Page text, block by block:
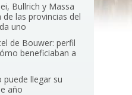
Bullrich y Massa
las provincias del
uno
de Bouwer: perfil
beneficiaban a
puede llegar su
año